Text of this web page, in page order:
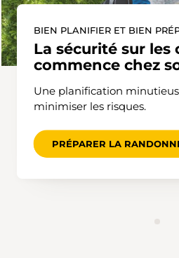
BIEN PLANIFIER ET BIEN
La sécurité sur les
commence chez
Une planification
minimiser les risques.
PRÉPARER LA